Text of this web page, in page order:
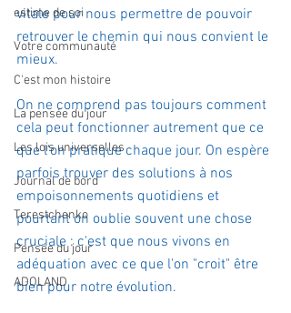
estime de soi
Votre communauté
C'est mon histoire
La pensée du jour
Les lois universelles
Journal de bord
Terestchenko
Pensée du jour
ADOLAND
vitale pour nous permettre de pouvoir
retrouver le chemin qui nous convient le
mieux.
On ne comprend pas toujours comment
cela peut fonctionner autrement que ce
que l'on pratique chaque jour. On espère
parfois trouver des solutions à nos
empoisonnements quotidiens et
pourtant on oublie souvent une chose
cruciale : c'est que nous vivons en
adéquation avec ce que l'on "croit" être
bien pour notre évolution.